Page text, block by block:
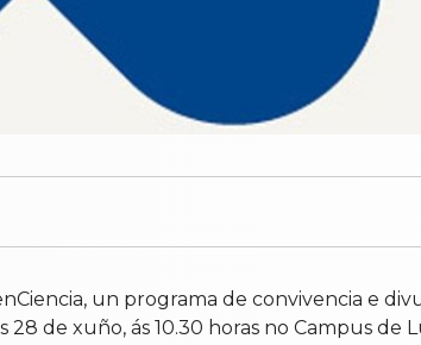
un programa de convivencia e
28 de xuño, ás 10.30 horas no Campus